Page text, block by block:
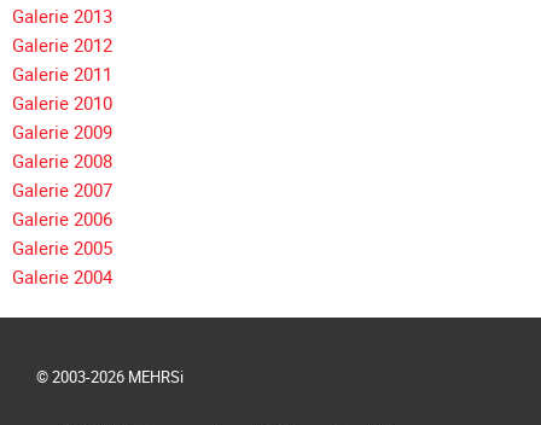
Galerie 2013
Galerie 2012
Galerie 2011
Galerie 2010
Galerie 2009
Galerie 2008
Galerie 2007
Galerie 2006
Galerie 2005
Galerie 2004
© 2003-2026 MEHRSi